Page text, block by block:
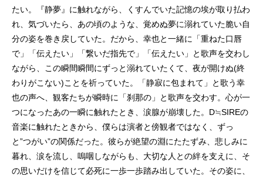
たい。『静夢』に触れながら、くすんでいた記憶の埃が取り払わ
れ、気づいたら、あの頃のような、覚めぬ夢に溺れていた脆い自
分の姿を巻き戻していた。だから、幸也と一緒に「重ねた口唇
で」「伝えたい」「繋いだ指先で」「伝えたい」と歌声を交わし
ながら、この瞬間瞬間にずっと溺れていたくて、夜が開けぬ(終
わりがこない)ことを祈っていた。「静寂に包まれて」と歌う幸
也の声へ、観客たちが瞬時に「刹那の」と歌声を交わす。心が一
つになったあの一瞬に触れたとき、涙腺が崩壊した。D≒SIREの
音楽に触れたときから、僕らは演者と傍観者ではなく、ずっ
と”つがい”の関係だった。彼らが絶望の淵にたたずみ、悲しみに
暮れ、涙を流し、嗚咽しながらも、大切な人との絆を支えに、そ
の思いだけを信じて必死に一歩一歩踏み出していた。その姿に、